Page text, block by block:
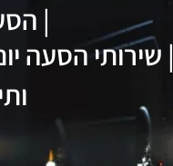
|
| שירותי הסעה